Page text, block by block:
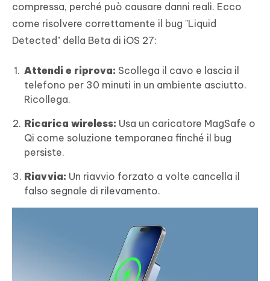
compressa, perché può causare danni reali. Ecco
come risolvere correttamente il bug "Liquid
Detected" della Beta di iOS 27:
Attendi e riprova: Scollega il cavo e lascia il
telefono per 30 minuti in un ambiente asciutto.
Ricollega.
Ricarica wireless: Usa un caricatore MagSafe o
Qi come soluzione temporanea finché il bug
persiste.
Riavvia: Un riavvio forzato a volte cancella il
falso segnale di rilevamento.